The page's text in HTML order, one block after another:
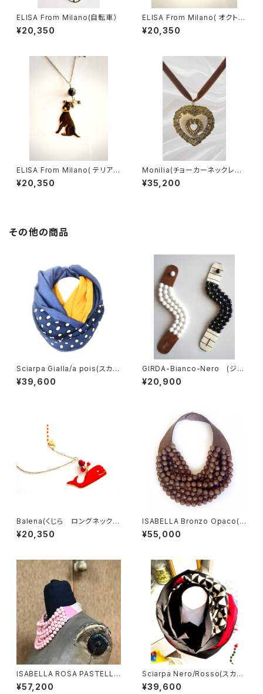
ELISA From Milano(自転車）
¥20,350
ELISA From Milano( オクトパ
ス/Blu)
¥20,350
ELISA From Milano( テリア/
Black)
¥20,350
Monilia(チョーカーネックレス/
Cuore Bianco)
¥35,200
その他の商品
Sciarpa Gialla/a pois(スカー
フ イエロー/ドット）
¥39,600
GIRDA-Bianco-Nero (ジル
ダ・ブレスレット）
¥20,900
Balena(くじら ロングネックレ
ス/ RED)
¥20,350
ISABELLA Bronzo Opaco(イ
ザベラ ブロンズマット）
¥55,000
ISABELLA ROSA PASTELLO
(イザベラ パステル）
¥57,200
Sciarpa Nero/Rosso(スカー
フ ブラック＆レッド）
¥39,600